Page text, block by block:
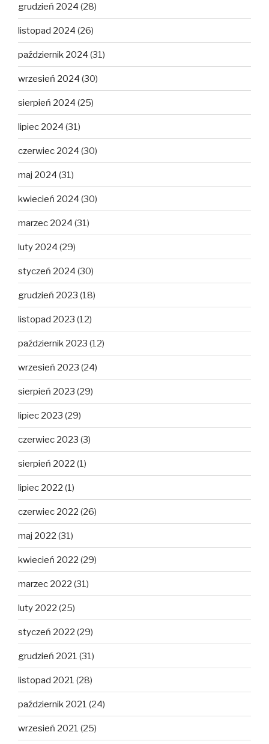
grudzień 2024 (28)
listopad 2024 (26)
październik 2024 (31)
wrzesień 2024 (30)
sierpień 2024 (25)
lipiec 2024 (31)
czerwiec 2024 (30)
maj 2024 (31)
kwiecień 2024 (30)
marzec 2024 (31)
luty 2024 (29)
styczeń 2024 (30)
grudzień 2023 (18)
listopad 2023 (12)
październik 2023 (12)
wrzesień 2023 (24)
sierpień 2023 (29)
lipiec 2023 (29)
czerwiec 2023 (3)
sierpień 2022 (1)
lipiec 2022 (1)
czerwiec 2022 (26)
maj 2022 (31)
kwiecień 2022 (29)
marzec 2022 (31)
luty 2022 (25)
styczeń 2022 (29)
grudzień 2021 (31)
listopad 2021 (28)
październik 2021 (24)
wrzesień 2021 (25)